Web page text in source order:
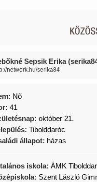
Sepsik Erika
network.hu/serika84
Nő
41
október 21.
Tibolddaróc
állapot: házas
iskola: ÁMK
Szent László